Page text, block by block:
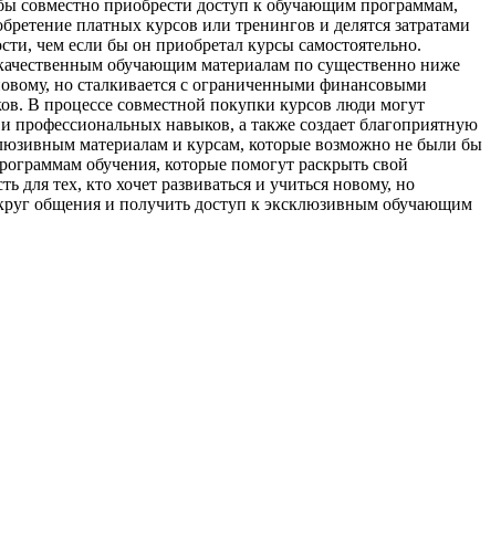
совместно приобрести доступ к обучающим программам,
платных курсов или тренингов и делятся затратами
чем если бы он приобретал курсы самостоятельно.
обучающим материалам по существенно ниже
но сталкивается с ограниченными финансовыми
В процессе совместной покупки курсов люди могут
профессиональных навыков, а также создает благоприятную
материалам и курсам, которые возможно не были бы
обучения, которые помогут раскрыть свой
тех, кто хочет развиваться и учиться новому, но
общения и получить доступ к эксклюзивным обучающим